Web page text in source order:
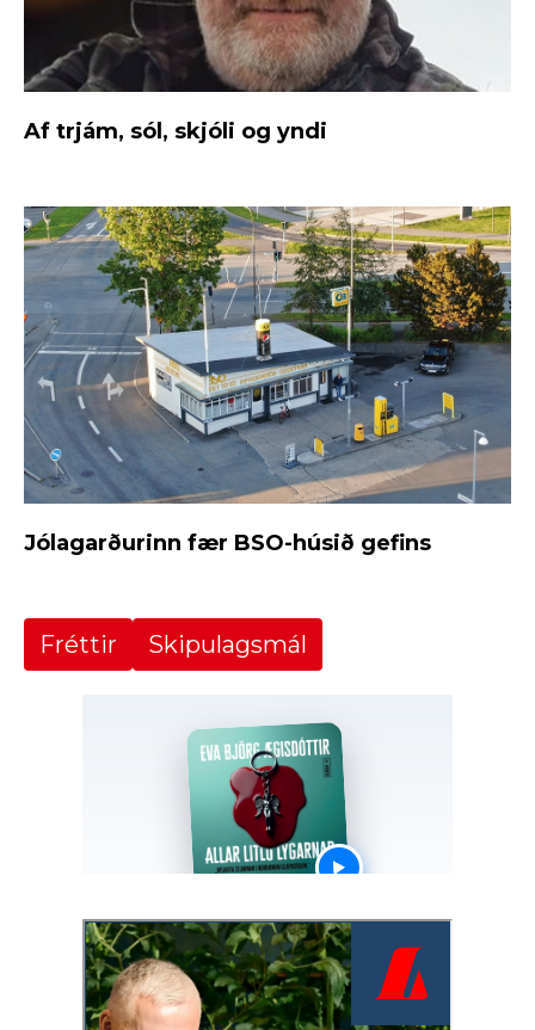
Af trjám, sól, skjóli og yndi
Jólagarðurinn fær BSO-húsið gefins
Fréttir Skipulagsmál